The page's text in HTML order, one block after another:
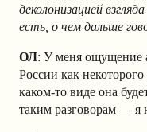
деколонизацией
есть, о чем дальше
ОЛ: У меня ощущение
России как
каком-то виде она
таким разговорам — я